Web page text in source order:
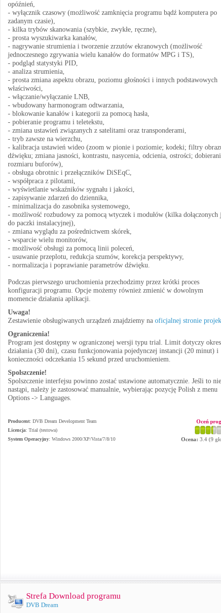
opóźnień,
- wyłącznik czasowy (możliwość zamknięcia programu bądź komputera po
zadanym czasie),
- kilka trybów skanowania (szybkie, zwykłe, ręczne),
- prosta wyszukiwarka kanałów,
- nagrywanie strumienia i tworzenie zrzutów ekranowych (możliwość
jednoczesnego zgrywania wielu kanałów do formatów MPG i TS),
- podgląd statystyki PID,
- analiza strumienia,
- prosta zmiana aspektu obrazu, poziomu głośności i innych podstawowych
właściwości,
- włączanie/wyłączanie LNB,
- wbudowany harmonogram odtwarzania,
- blokowanie kanałów i kategorii za pomocą hasła,
- pobieranie programu i teletekstu,
- zmiana ustawień związanych z satelitami oraz transponderami,
- tryb zawsze na wierzchu,
- kalibracja ustawień wideo (zoom w pionie i poziomie; kodeki; filtry
dźwięku; zmiana jasności, kontrastu, nasycenia, odcienia, ostrości;
rozmiaru buforów),
- obsługa obrotnic i przełączników DiSEqC,
- współpraca z pilotami,
- wyświetlanie wskaźników sygnału i jakości,
- zapisywanie zdarzeń do dziennika,
- minimalizacja do zasobnika systemowego,
- możliwość rozbudowy za pomocą wtyczek i modułów (kilka dołączonych
do paczki instalacyjnej),
- zmiana wyglądu za pośrednictwem skórek,
- wsparcie wielu monitorów,
- możliwość obsługi za pomocą linii poleceń,
- usuwanie przeplotu, redukcja szumów, korekcja perspektywy,
- normalizacja i poprawianie parametrów dźwięku.
Podczas pierwszego uruchomienia przechodzimy przez krótki proces
konfiguracji programu. Opcje możemy również zmienić w dowolnym
momencie działania aplikacji.
Uwaga!
Zestawienie obsługiwanych urządzeń znajdziemy na oficjalnej stronie
Ograniczenia!
Program jest dostępny w ograniczonej wersji typu trial. Limit dotyczy
działania (30 dni), czasu funkcjonowania pojedynczej instancji (20 minut) i
konieczności odczekania 15 sekund przed uruchomieniem.
Spolszczenie!
Spolszczenie interfejsu powinno zostać ustawione automatycznie. Jeśli to nie
nastąpi, należy je zastosować manualnie, wybierając pozycję Polish z menu
Options -> Languages.
Producent: DVB Dream Development Team
Licencja: Trial (testowa)
System Operacyjny: Windows 2000/XP/Vista/7/8/10
Oceń
Ocena: 3.4 (9
Strefa Download programu
DVB Dream